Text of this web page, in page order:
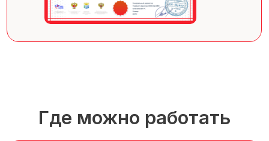
Где можно работать